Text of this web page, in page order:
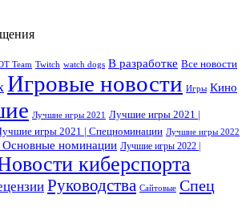
Team Twitch watch dogs В разработке Все новости
Игровые новости Игры Кино
Лучшие игры 2021
Лучшие игры 2021 |
игры 2021 | Спецноминации Лучшие игры 2022
номинации Лучшие игры 2022 |
киберспорта
Руководства Сайтовые Спец